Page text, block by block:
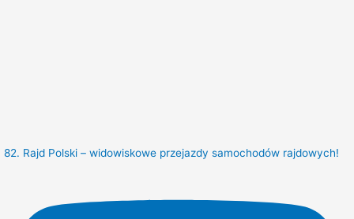
82. Rajd Polski – widowiskowe przejazdy samochodów rajdowych!